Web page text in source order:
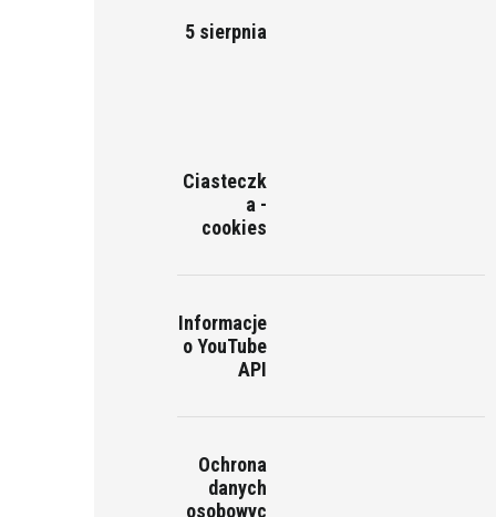
5 sierpnia
Ciasteczk
a -
cookies
Informacje
o YouTube
API
Ochrona
danych
osobowyc